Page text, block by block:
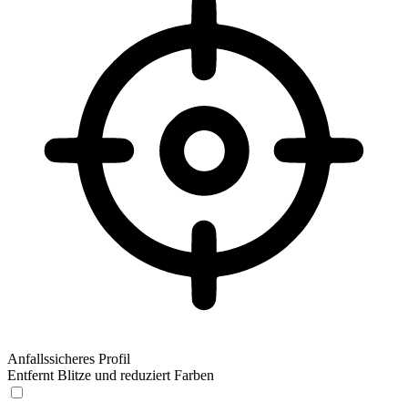
Anfallssicheres Profil
Entfernt Blitze und reduziert Farben